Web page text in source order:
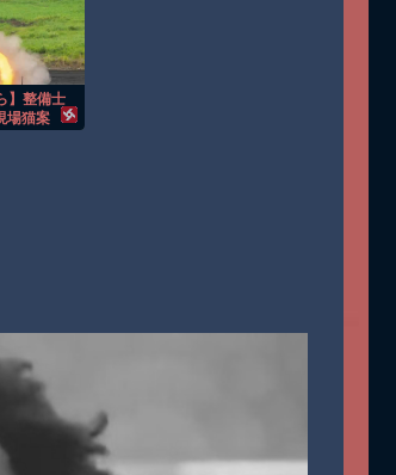
く食べる方法
】整備士
場猫案